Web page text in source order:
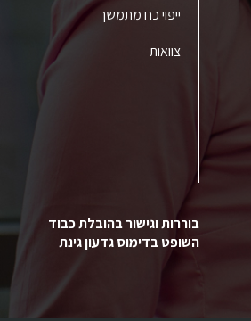
ייפוי כח מתמשך
צוואות
בוררות וגישור בהובלת כבוד
השופט בדימוס גדעון גינת